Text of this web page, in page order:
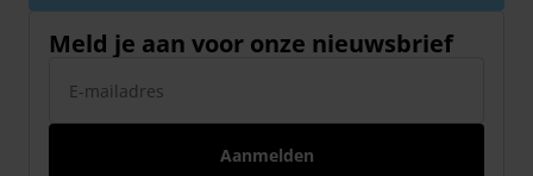
Meld je aan voor onze nieuwsbrief
Aanmelden